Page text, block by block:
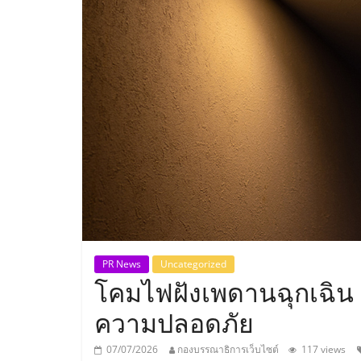
รวม
ธุรกิจ
เอ
ส
เอ็
มอี
PR News Uncategorized
โคมไฟฝังเพดานฉุกเฉิ
ความปลอดภัย
07/07/2026 กองบรรณาธิการเว็บไซต์ 117 views